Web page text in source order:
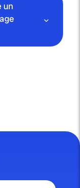
un